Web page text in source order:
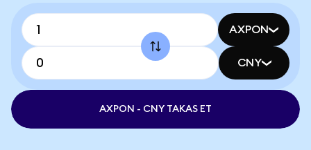
AXPON
CNY
AXPON - CNY TAKAS ET